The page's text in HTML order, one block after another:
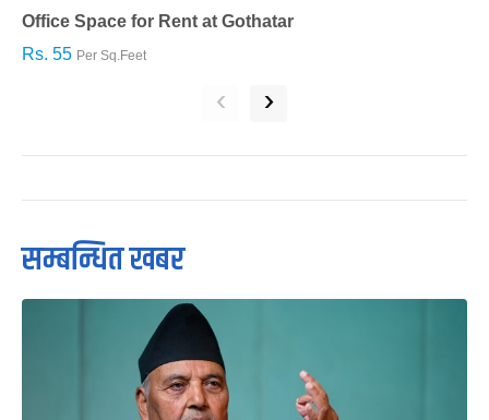
Office Space for Rent at Gothatar
Rs. 55 Per Sq.Feet
‹ ›
सम्बन्धित खबर